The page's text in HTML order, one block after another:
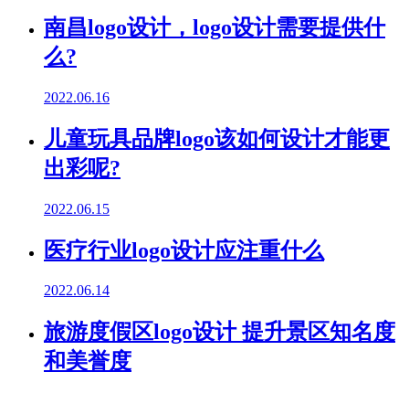
南昌logo设计，logo设计需要提供什
么?
2022.06.16
儿童玩具品牌logo该如何设计才能更
出彩呢?
2022.06.15
医疗行业logo设计应注重什么
2022.06.14
旅游度假区logo设计 提升景区知名度
和美誉度